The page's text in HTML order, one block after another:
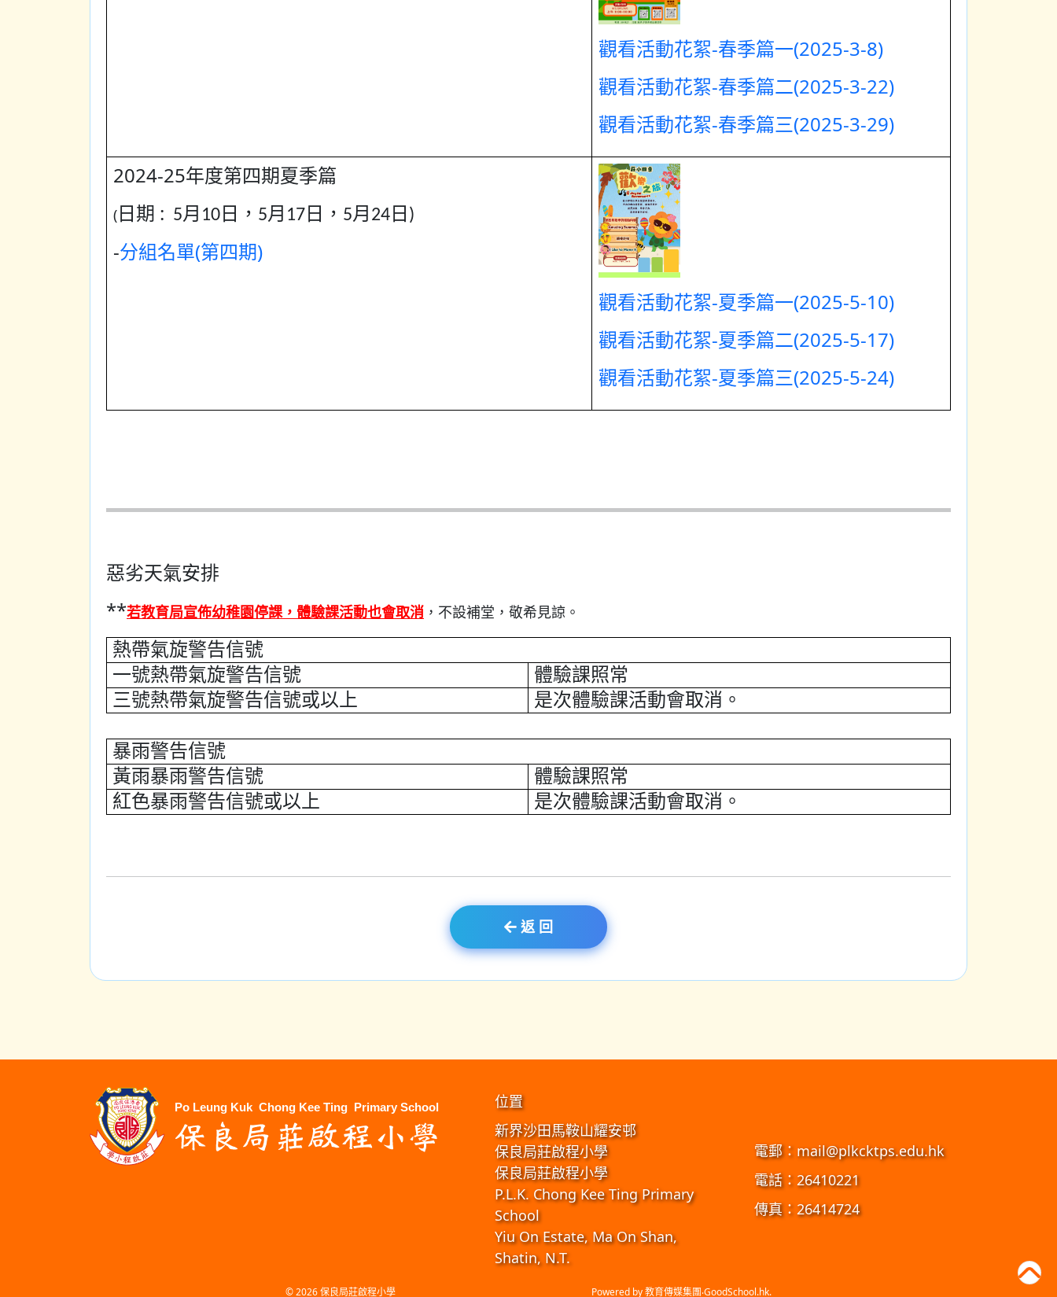
觀看活動花絮-春季篇一(2025-3-8)
觀看活動花絮-春季篇二(2025-3-22)
觀看活動花絮-春季篇三(2025-3-29)
2024-25年度第四期夏季篇
(日期 : 5月10日，5月17日，5月24日)
-分組名單(第四期)
觀看活動花絮-夏季篇一(2025-5-10)
觀看活動花絮-夏季篇二(2025-5-17)
觀看活動花絮-夏季篇三(2025-5-24)
惡劣天氣安排
**若教育局宣佈幼稚園停課，體驗課活動也會取消 ，不設補堂，敬希見諒。
熱帶氣旋警告信號
一號熱帶氣旋警告信號
體驗課照常
三號熱帶氣旋警告信號或以上
是次體驗課活動會取消。
暴雨警告信號
黃雨暴雨警告信號
體驗課照常
紅色暴雨警告信號或以上
是次體驗課活動會取消。
返 回
位置
新界沙田馬鞍山耀安邨
保良局莊啟程小學
保良局莊啟程小學
P.L.K. Chong Kee Ting Primary
School
Yiu On Estate, Ma On Shan,
Shatin, N.T.
電郵： mail@plkcktps.edu.hk
電話：26410221
傳真：26414724
© 2026保良局莊啟程小學 Powered by教育傳媒集團‧GoodSchool.hk.